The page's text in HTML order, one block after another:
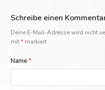
Schreibe einen
Deine E-Mail-Adresse wird nicht
mit* markiert
Name*